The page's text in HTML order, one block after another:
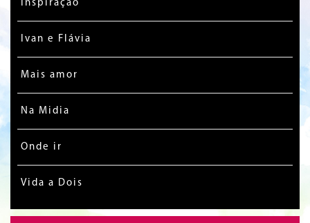
Inspiração
Ivan e Flávia
Mais amor
Na Midia
Onde ir
Vida a Dois